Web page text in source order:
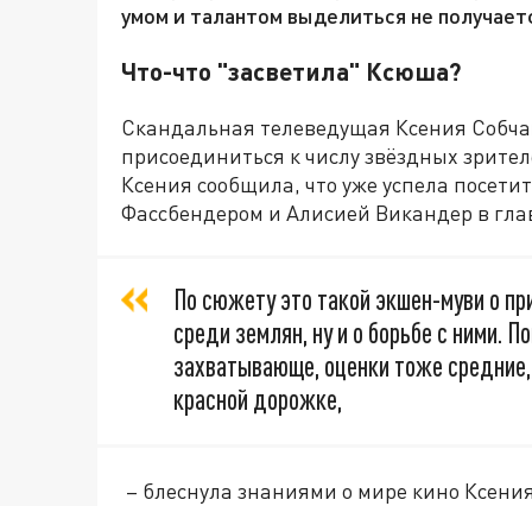
умом и талантом выделиться не
Что-что "засветила" Ксюша?
Скандальная телеведущая Ксения
присоединиться к числу звёздных
Ксения сообщила, что уже успела
Фассбендером и Алисией Викандер в
По сюжету это такой экшен-муви о
среди землян, ну и о борьбе с ними.
захватывающе, оценки тоже
красной дорожке,
– блеснула знаниями о мире кино